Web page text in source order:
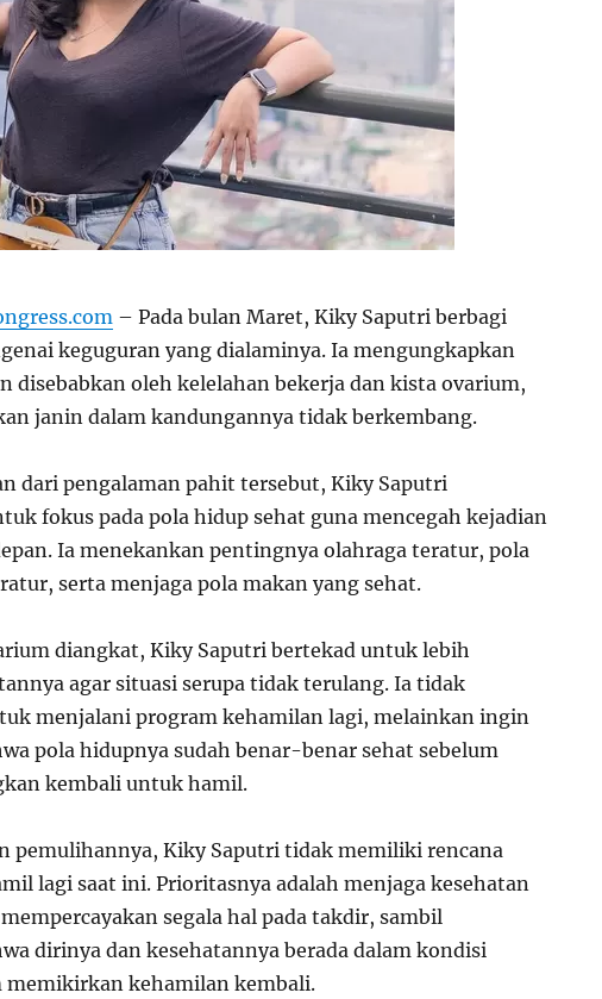
– Pada bulan Maret, Kiky Saputri berbagi
keguguran yang dialaminya. Ia mengungkapkan
disebabkan oleh kelelahan bekerja dan kista ovarium,
janin dalam kandungannya tidak berkembang.
dari pengalaman pahit tersebut, Kiky Saputri
fokus pada pola hidup sehat guna mencegah kejadian
Ia menekankan pentingnya olahraga teratur, pola
serta menjaga pola makan yang sehat.
diangkat, Kiky Saputri bertekad untuk lebih
agar situasi serupa tidak terulang. Ia tidak
menjalani program kehamilan lagi, melainkan ingin
pola hidupnya sudah benar-benar sehat sebelum
kembali untuk hamil.
pemulihannya, Kiky Saputri tidak memiliki rencana
lagi saat ini. Prioritasnya adalah menjaga kesehatan
segala hal pada takdir, sambil
dirinya dan kesehatannya berada dalam kondisi
memikirkan kehamilan kembali.